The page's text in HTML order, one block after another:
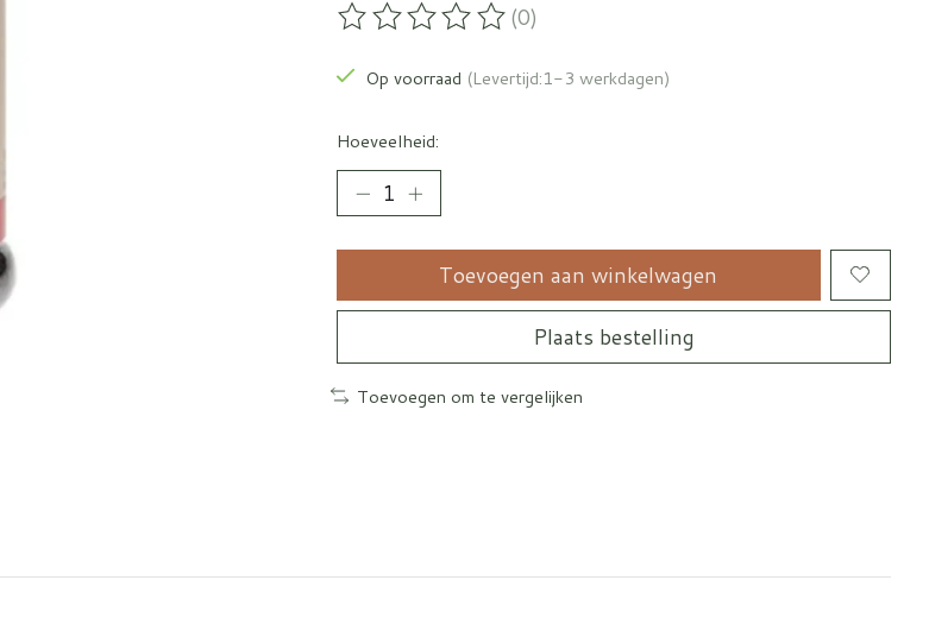
De beoordeling van dit product is
(0)
Op voorraad (Levertijd:1-3 werkdagen)
Hoeveelheid:
Toevoegen aan winkelwagen
Plaats bestelling
Toevoegen om te vergelijken